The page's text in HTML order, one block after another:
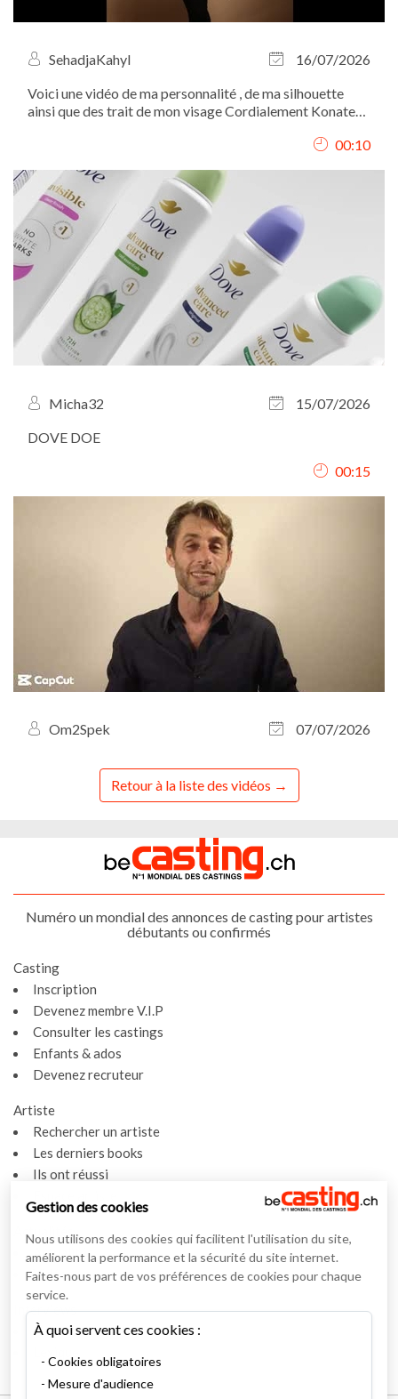
SehadjaKahyl
16/07/2026
Voici une vidéo de ma personnalité , de ma silhouette
ainsi que des trait de mon visage Cordialement Konate
00:10
Micha32
15/07/2026
DOVE DOE
00:15
Om2Spek 07/07/2026
Retour à la liste des vidéos
Numéro un mondial des annonces de casting pour artistes
débutants ou confirmés
Casting
Inscription
Devenez membre V.I.P
Consulter les castings
Enfants & ados
Devenez recruteur
Artiste
Rechercher un artiste
Les derniers books
Ils ont réussi
Actualités
Actualités
Vidéos
Interviews
Nos interviews
Gestion des cookies
Nous utilisons des cookies qui facilitent l'utilisation du site,
améliorent la performance et la sécurité du site internet.
Faites-nous part de vos préférences de cookies pour chaque
service.
À quoi servent ces cookies :
Cookies obligatoires
Mesure d'audience